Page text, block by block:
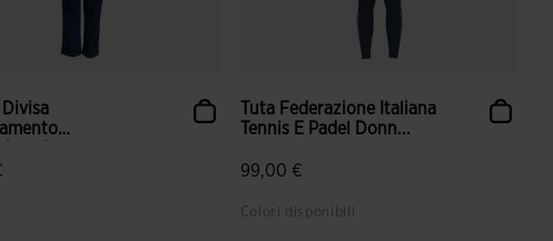
Divisa
Tuta Federazione Italiana
Tennis E Padel Donn...
99,00 €
Colori disponibili